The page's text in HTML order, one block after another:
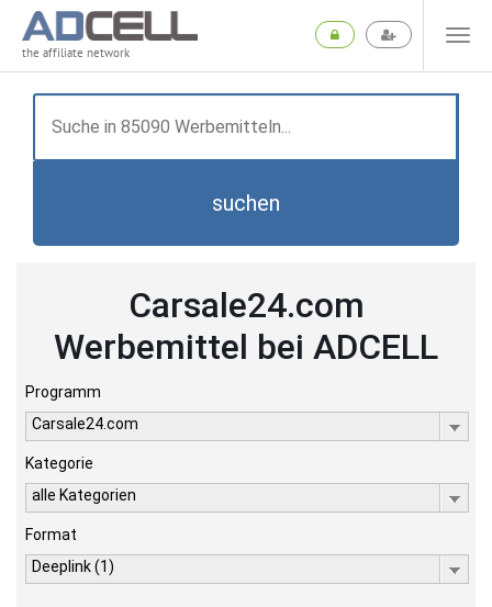
the affiliate network
suchen
Carsale24.com
Werbemittel bei ADCELL
Programm
Carsale24.com
Kategorie
alle Kategorien
Format
Deeplink (1)